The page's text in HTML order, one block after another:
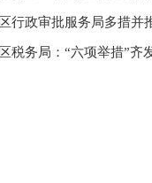
区行政审批服务局多措并
区税务局：“六项举措”齐